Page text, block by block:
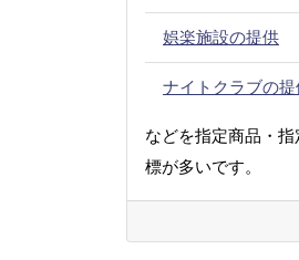
娯楽施設の提供
ナイトクラブの
などを指定商品・
標が多いです。